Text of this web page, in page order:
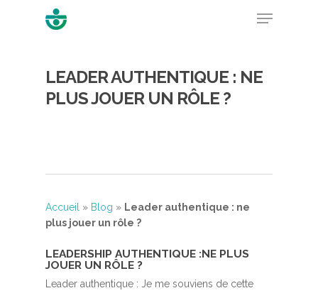
Hit enter to search or ESC to close
LEADER AUTHENTIQUE : NE
PLUS JOUER UN RÔLE ?
Accueil » Blog » Leader authentique : ne
plus jouer un rôle ?
LEADERSHIP AUTHENTIQUE :NE PLUS
JOUER UN RÔLE ?
Leader authentique : Je me souviens de cette